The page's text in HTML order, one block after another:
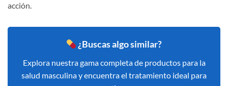
acción.
¿Buscas algo similar?
Explora nuestra gama completa de productos para la
salud masculina y encuentra el tratamiento ideal para